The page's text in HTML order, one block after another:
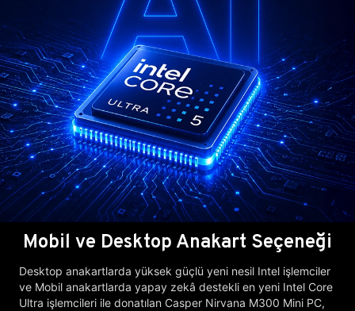
Mobil ve Desktop Anakart Seçeneği
Desktop anakartlarda yüksek güçlü yeni nesil Intel işlemciler
ve Mobil anakartlarda yapay zekâ destekli en yeni Intel Core
Ultra işlemcileri ile donatılan Casper Nirvana M300 Mini PC,